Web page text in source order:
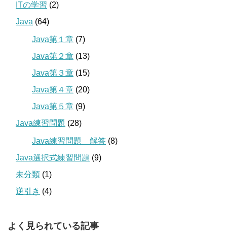
ITの学習 (2)
Java (64)
Java第１章 (7)
Java第２章 (13)
Java第３章 (15)
Java第４章 (20)
Java第５章 (9)
Java練習問題 (28)
Java練習問題 解答 (8)
Java選択式練習問題 (9)
未分類 (1)
逆引き (4)
よく見られている記事